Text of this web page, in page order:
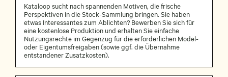
Kataloop sucht nach spannenden Motiven, die frische
Perspektiven in die Stock-Sammlung bringen. Sie haben
etwas Interessantes zum Ablichten? Bewerben Sie sich für
eine kostenlose Produktion und erhalten Sie einfache
Nutzungsrechte im Gegenzug für die erforderlichen Model-
oder Eigentumsfreigaben (sowie ggf. die Übernahme
entstandener Zusatzkosten).